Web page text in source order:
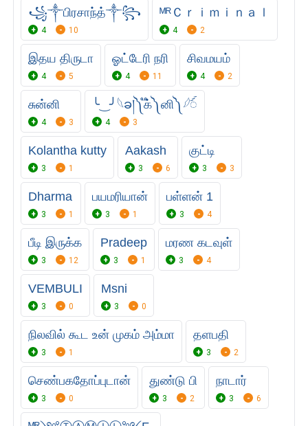
꧁༒பிரசாந்த்༒꧂
4 10
ᴹᴿＣｒｉｍｉｎａｌ
4 2
இதய திருடா
4 5
ஓட்டேரி நரி
4 11
சிவமயம்
4 2
சுன்னி
4 3
╰‿╯𓆩ခ།༽ ֟க்༽ னி༽ 𓆪ꪾ
4 3
Kolantha kutty
3 1
Aakash
3 6
குட்டி
3 3
Dharma
3 1
பயமரியான்
3 1
பள்ளன் 1
3 4
பீடி இருக்க
3 12
Pradeep
3 1
மரண கடவுள்
3 4
VEMBULI
3 0
Msni
3 0
நிலவில் கூட உன் முகம் அம்மா
3 1
தளபதி
3 2
செண்பகதோப்புடான்
3 0
துண்டு பி
3 2
நாடார்
3 6